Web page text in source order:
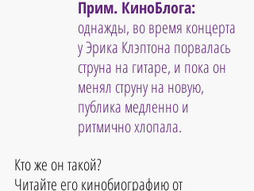
Прим. КиноБлога:
однажды, во время концерта
у Эрика Клэптона порвалась
струна на гитаре, и пока он
менял струну на новую,
публика медленно и
ритмично хлопала.
Кто же он такой?
Читайте его кинобиографию от